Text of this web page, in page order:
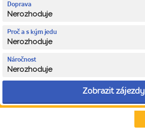
Doprava
Nerozhoduje
Proč a s kým jedu
Nerozhoduje
Náročnost
Nerozhoduje
Zobrazit zájezdy